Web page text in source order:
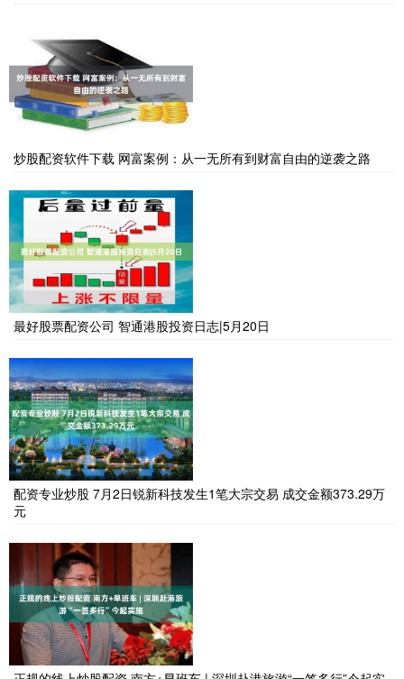
炒股配资软件下载 网富案例：从一无所有到财富自由的逆袭之路
最好股票配资公司 智通港股投资日志|5月20日
配资专业炒股 7月2日锐新科技发生1笔大宗交易 成交金额373.29万
元